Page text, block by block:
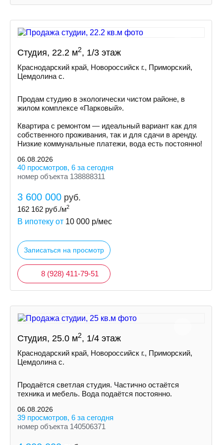
Студия, 22.2 м2, 1/3 этаж
Краснодарский край, Новороссийск г., Приморский,
Цемдолина с.
Продам студию в экологически чистом районе, в
жилом комплексе «Парковый».
Квартира с ремонтом — идеальный вариант как для
собственного проживания, так и для сдачи в аренду.
Низкие коммунальные платежи, вода есть постоянно!
06.08.2026
40 просмотров, 6 за сегодня
номер объекта 138888311
3 600 000 руб.
162 162 руб./м2
В ипотеку от 10 000 р/мес
Записаться на просмотр
8 (928) 411-79-51
Студия, 25.0 м2, 1/4 этаж
Краснодарский край, Новороссийск г., Приморский,
Цемдолина с.
Продаётся светлая студия. Частично остаётся
техника и мебель. Вода подаётся постоянно.
06.08.2026
39 просмотров, 6 за сегодня
номер объекта 140506371